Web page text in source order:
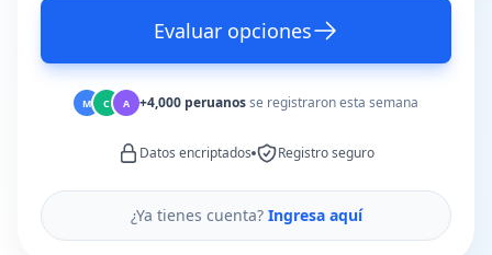
Evaluar opciones
M C A +4,000 peruanosse registraron esta semana
Datos encriptados Registro seguro
¿Ya tienes cuenta? Ingresa aquí